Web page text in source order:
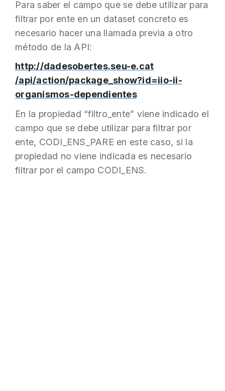
Para saber el campo que se debe utilizar para
filtrar por ente en un dataset concreto es
necesario hacer una llamada previa a otro
método de la API:
http://dadesobertes.seu-e.cat
/api/action/package_show?id=iio-ii-
organismos-dependientes
En la propiedad “filtro_ente” viene indicado el
campo que se debe utilizar para filtrar por
ente, CODI_ENS_PARE en este caso, si la
propiedad no viene indicada es necesario
filtrar por el campo CODI_ENS.